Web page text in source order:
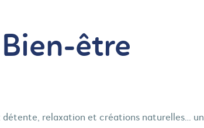
être
détente, relaxation et créations naturelles… un